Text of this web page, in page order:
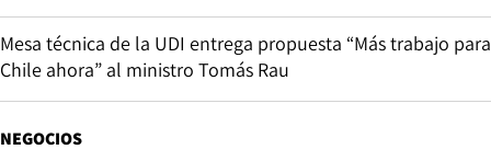
Mesa técnica de la UDI entrega propuesta “Más trabajo para
Chile ahora” al ministro Tomás Rau
NEGOCIOS